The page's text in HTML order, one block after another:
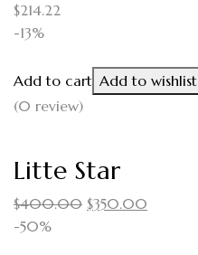
$214.22
-13%
Add to cart Add to wishlist
(0 review)
Litte Star
$400.00 $350.00
-50%